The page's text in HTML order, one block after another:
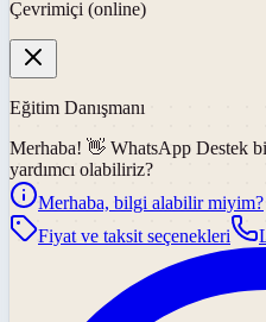
Çevrimiçi (online)
Eğitim Danışmanı
Merhaba! 👋 WhatsApp Destek
yardımcı olabiliriz?
Merhaba, bilgi alabilir miyim?
Fiyat ve taksit seçenekleri